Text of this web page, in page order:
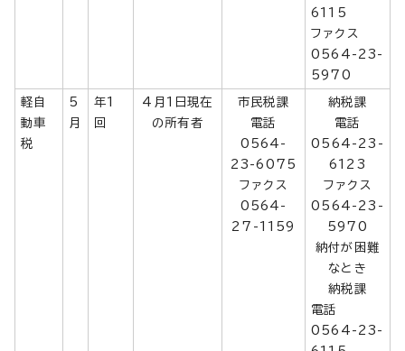
6115
ファクス
0564-23-
5970
軽自
動車
税
5
月
年1
回
4月1日現在
の所有者
市民税課
電話
0564-
23-6075
ファクス
0564-
27-1159
納税課
電話
0564-23-
6123
ファクス
0564-23-
5970
納付が困難
なとき
納税課
電話
0564-23-